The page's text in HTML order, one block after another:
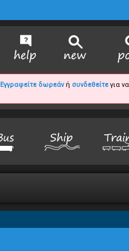
Εγγραφείτε δωρεάνή συνδεθείτεγια